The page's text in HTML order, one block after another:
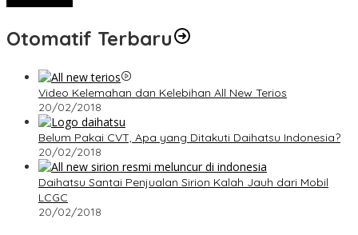
Otomatif Terbaru
Video Kelemahan dan Kelebihan All New Terios
20/02/2018
Belum Pakai CVT, Apa yang Ditakuti Daihatsu Indonesia?
20/02/2018
Daihatsu Santai Penjualan Sirion Kalah Jauh dari Mobil
LCGC
20/02/2018